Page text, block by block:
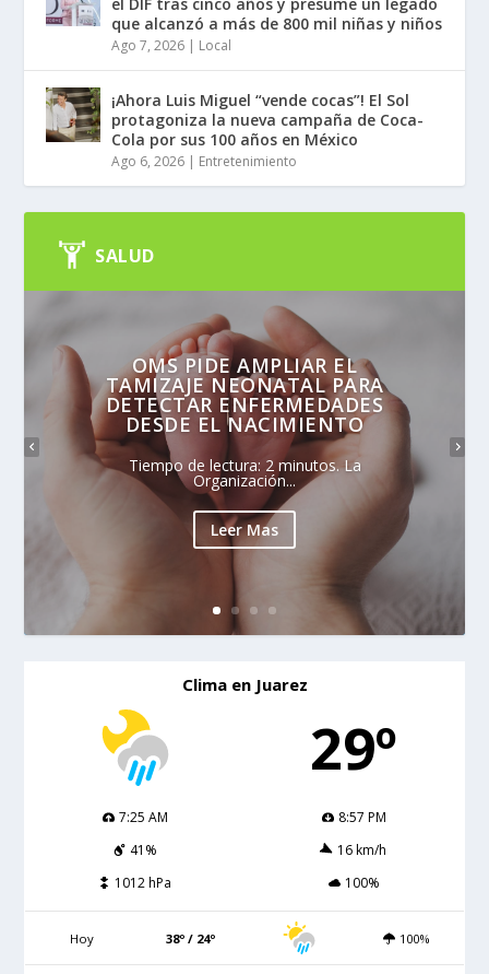
que alcanzó a más de 800 mil niñas y niños
Ago 7, 2026 | Local
¡Ahora Luis Miguel “vende cocas”! El Sol
protagoniza la nueva campaña de Coca-
Cola por sus 100 años en México
Ago 6, 2026 | Entretenimiento
SALUD
OMS PIDE AMPLIAR EL
TAMIZAJE NEONATAL PARA
DETECTAR ENFERMEDADES
DESDE EL NACIMIENTO
Tiempo de lectura: 2 minutos. La
Organización...
Leer Mas
Clima en Juarez
29º
7:25 AM
8:57 PM
41%
16 km/h
1012 hPa
100%
Hoy 38º / 24º 100%